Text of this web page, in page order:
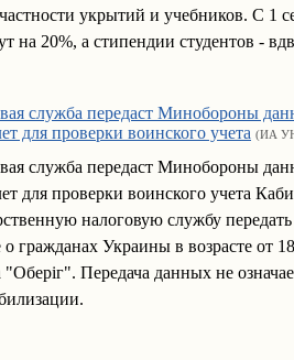
укрытий и учебников. С 1
на 20%, а стипендии студентов -
служба передаст Минобороны
для проверки воинского учета (ИА
служба передаст Минобороны
для проверки воинского учета
налоговую службу
гражданах Украины в возрасте от
"Оберіг". Передача данных не